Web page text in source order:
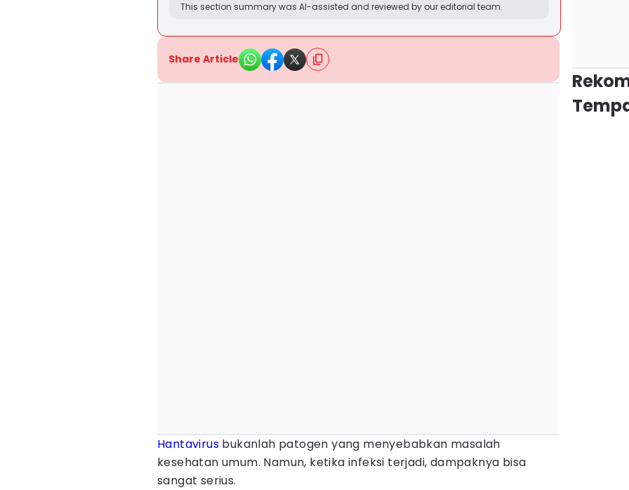
This section summary was AI-assisted and reviewed by our editorial team.
Share Article
Hantavirus bukanlah patogen yang menyebabkan masalah
kesehatan umum. Namun, ketika infeksi terjadi, dampaknya bisa
sangat serius.